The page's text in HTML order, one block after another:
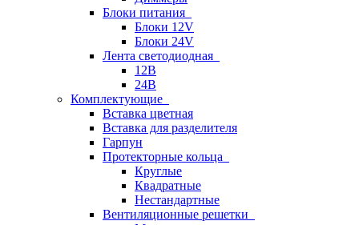
Блоки питания
Блоки 12V
Блоки 24V
Лента светодиодная
12В
24В
Комплектующие
Вставка цветная
Вставка для разделителя
Гарпун
Протекторные кольца
Круглые
Квадратные
Нестандартные
Вентиляционные решетки